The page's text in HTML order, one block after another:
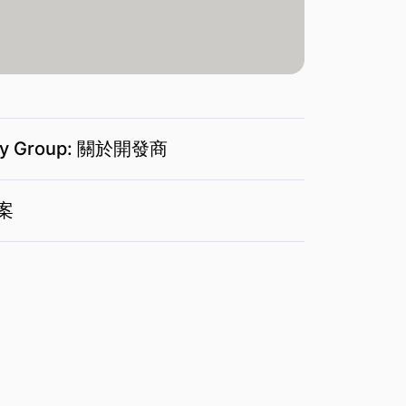
Group: 關於開發商